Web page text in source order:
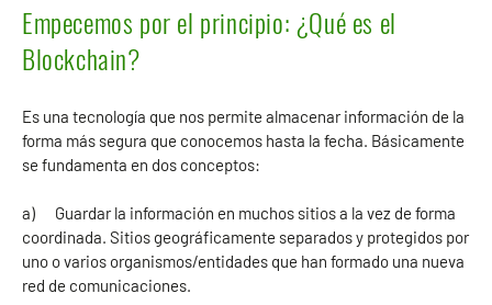
Empecemos por el principio: ¿Qué es el
Blockchain?
Es una tecnología que nos permite almacenar información de la
forma más segura que conocemos hasta la fecha. Básicamente
se fundamenta en dos conceptos:
a) Guardar la información en muchos sitios a la vez de forma
coordinada. Sitios geográficamente separados y protegidos por
uno o varios organismos/entidades que han formado una nueva
red de comunicaciones.